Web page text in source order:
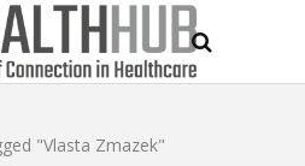
"Vlasta Zmazek"